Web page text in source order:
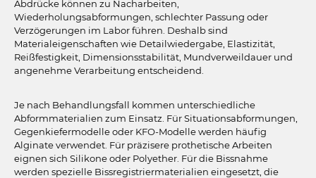
Abdrücke können zu Nacharbeiten,
Wiederholungsabformungen, schlechter Passung oder
Verzögerungen im Labor führen. Deshalb sind
Materialeigenschaften wie Detailwiedergabe, Elastizität,
Reißfestigkeit, Dimensionsstabilität, Mundverweildauer und
angenehme Verarbeitung entscheidend.
Je nach Behandlungsfall kommen unterschiedliche
Abformmaterialien zum Einsatz. Für Situationsabformungen,
Gegenkiefermodelle oder KFO-Modelle werden häufig
Alginate verwendet. Für präzisere prothetische Arbeiten
eignen sich Silikone oder Polyether. Für die Bissnahme
werden spezielle Bissregistriermaterialien eingesetzt, die